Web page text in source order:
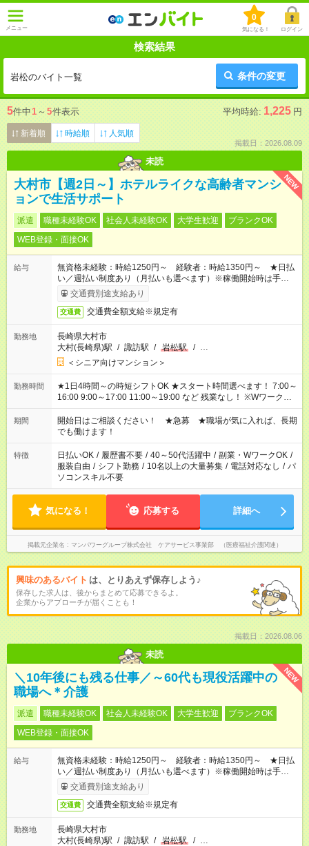
メニュー
0
気になる！ ログイン
検索結果
岩松のバイト一覧 条件の変更
5件中1 ～ 5件表示 平均時給: 1,225 円
新着順 時給順 人気順
掲載日：2026.08.09
未読
NEW
大村市【週2日～】ホテルライクな高齢者マンシ
ョンで生活サポート
派遣 職種未経験OK 社会人未経験OK 大学生歓迎
ブランクOK
WEB登録・面接OK
給与
無資格未経験：時給1250円～ 経験者：時給1350円～ ★日払
い／週払い制度あり（月払いも選べます）※稼働開始時は手続き
完了次第のお支払いとなります。
交通費別途支給あり
交通費 交通費全額支給※規定有
勤務地
長崎県大村市
大村(長崎県)駅 / 諏訪駅 / 岩松駅 / …
＜シニア向けマンション＞
勤務時間
★1日4時間～の時短シフトOK ★スタート時間選べます！ 7:00～
16:00 9:00～17:00 11:00～19:00 など 残業なし！ ※Wワークの
場合、他のお仕事と合わせ週40時間超の就業はご案内できませ
ん ※法令に基づき、週20時間以上勤務は社会保険への加入対象
となります ※労働者派遣法（日雇い派遣の原則禁止）により、
短時間・短期間の就業はご案内が難しい場合があります
期間
開始日はご相談ください！ ★急募 ★職場が気に入れば、長期
でも働けます！
特徴 日払いOK / 履歴書不要 / 40～50代活躍中 / 副業・WワークOK /
服装自由 / シフト勤務 / 10名以上の大量募集 / 電話対応なし / パ
ソコンスキル不要
気になる！ 応募する 詳細へ
掲載元企業名 マンパワーグループ株式会社 ケアサービス事業部 （医療福祉介護関連）
興味のあるバイト は、とりあえず保存しよう♪
保存した求人は、後からまとめて応募できるよ。
企業からアプローチが届くことも！
掲載日：2026.08.06
未読
NEW
＼10年後にも残る仕事／～60代も現役活躍中の
職場へ＊介護
派遣 職種未経験OK 社会人未経験OK 大学生歓迎
ブランクOK
WEB登録・面接OK
給与
無資格未経験：時給1250円～ 経験者：時給1350円～ ★日払
い／週払い制度あり（月払いも選べます）※稼働開始時は手続き
完了次第のお支払いとなります。
交通費別途支給あり
交通費 交通費全額支給※規定有
勤務地
長崎県大村市
大村(長崎県)駅 / 諏訪駅 / 岩松駅 / …